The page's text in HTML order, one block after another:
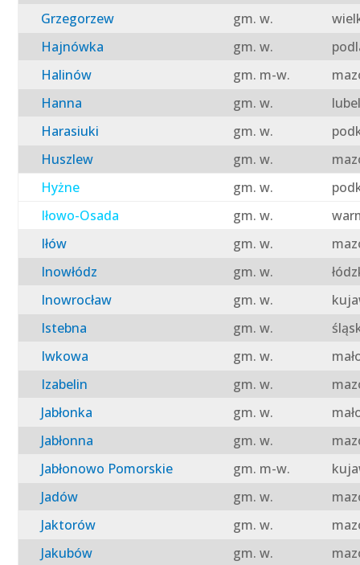
Grzegorzew
gm. w.
Hajnówka
gm. w.
Halinów
gm. m-w.
Hanna
gm. w.
Harasiuki
gm. w.
Huszlew
gm. w.
Hyżne
gm. w.
Iłowo-Osada
gm. w.
Iłów
gm. w.
Inowłódz
gm. w.
Inowrocław
gm. w.
Istebna
gm. w.
Iwkowa
gm. w.
Izabelin
gm. w.
Jabłonka
gm. w.
Jabłonna
gm. w.
Jabłonowo Pomorskie
gm. m-w.
Jadów
gm. w.
Jaktorów
gm. w.
Jakubów
gm. w.